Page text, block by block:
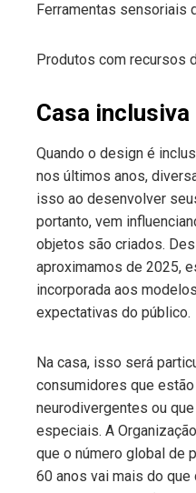
Ferramentas sensoriais
Produtos com recursos
Casa inclusiva
Quando o design é
nos últimos anos,
isso ao desenvolver
portanto, vem
objetos são criados.
aproximamos de 2025,
incorporada aos
expectativas do público.
Na casa, isso será
consumidores que
neurodivergentes ou
especiais. A
que o número global de
60 anos vai mais do